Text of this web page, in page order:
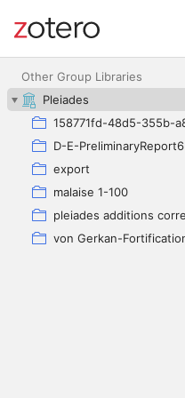
Site navigation
Other Group Libraries
Pleiades
D-E-PreliminaryReport6
export
malaise 1-100